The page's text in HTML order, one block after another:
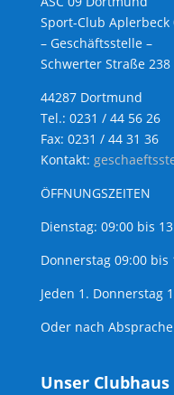
Sport-Club Aplerbeck
– Geschäftsstelle –
Schwerter Straße 238
44287 Dortmund
Tel.: 0231 / 44 56 26
Fax: 0231 / 44 31 36
Kontakt:
ÖFFNUNGSZEITEN
Dienstag: 09:00 bis
Donnerstag 09:00 bis
Jeden 1. Donnerstag
Oder nach Absprache
Unser Clubhaus